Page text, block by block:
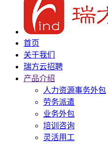
首页
关于我们
瑞方云招聘
产品介绍
人力资源事务外包
劳务派遣
业务外包
培训咨询
灵活用工